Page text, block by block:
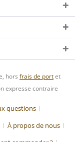
hors frais de portet
expresse contraire
questions
À propos de nous